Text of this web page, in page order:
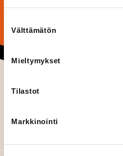
valinta
Välttämätön
Mieltymykset
Tilastot
Markkinointi